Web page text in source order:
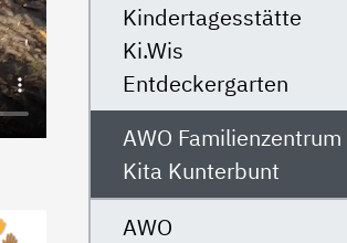
Kindertagesstätte
Ki.Wis
Entdeckergarten
AWO Familienzentrum
Kita Kunterbunt
AWO